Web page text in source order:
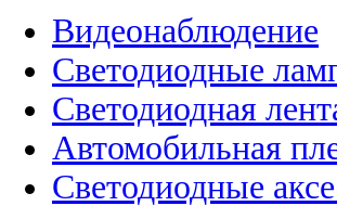
Видеонаблюдение
Светодиодные
Светодиодная
Автомобильная
Светодиодные